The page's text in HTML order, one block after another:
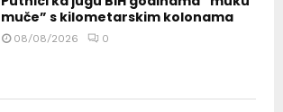
muče” s kilometarskim kolonama
08/08/2026 0